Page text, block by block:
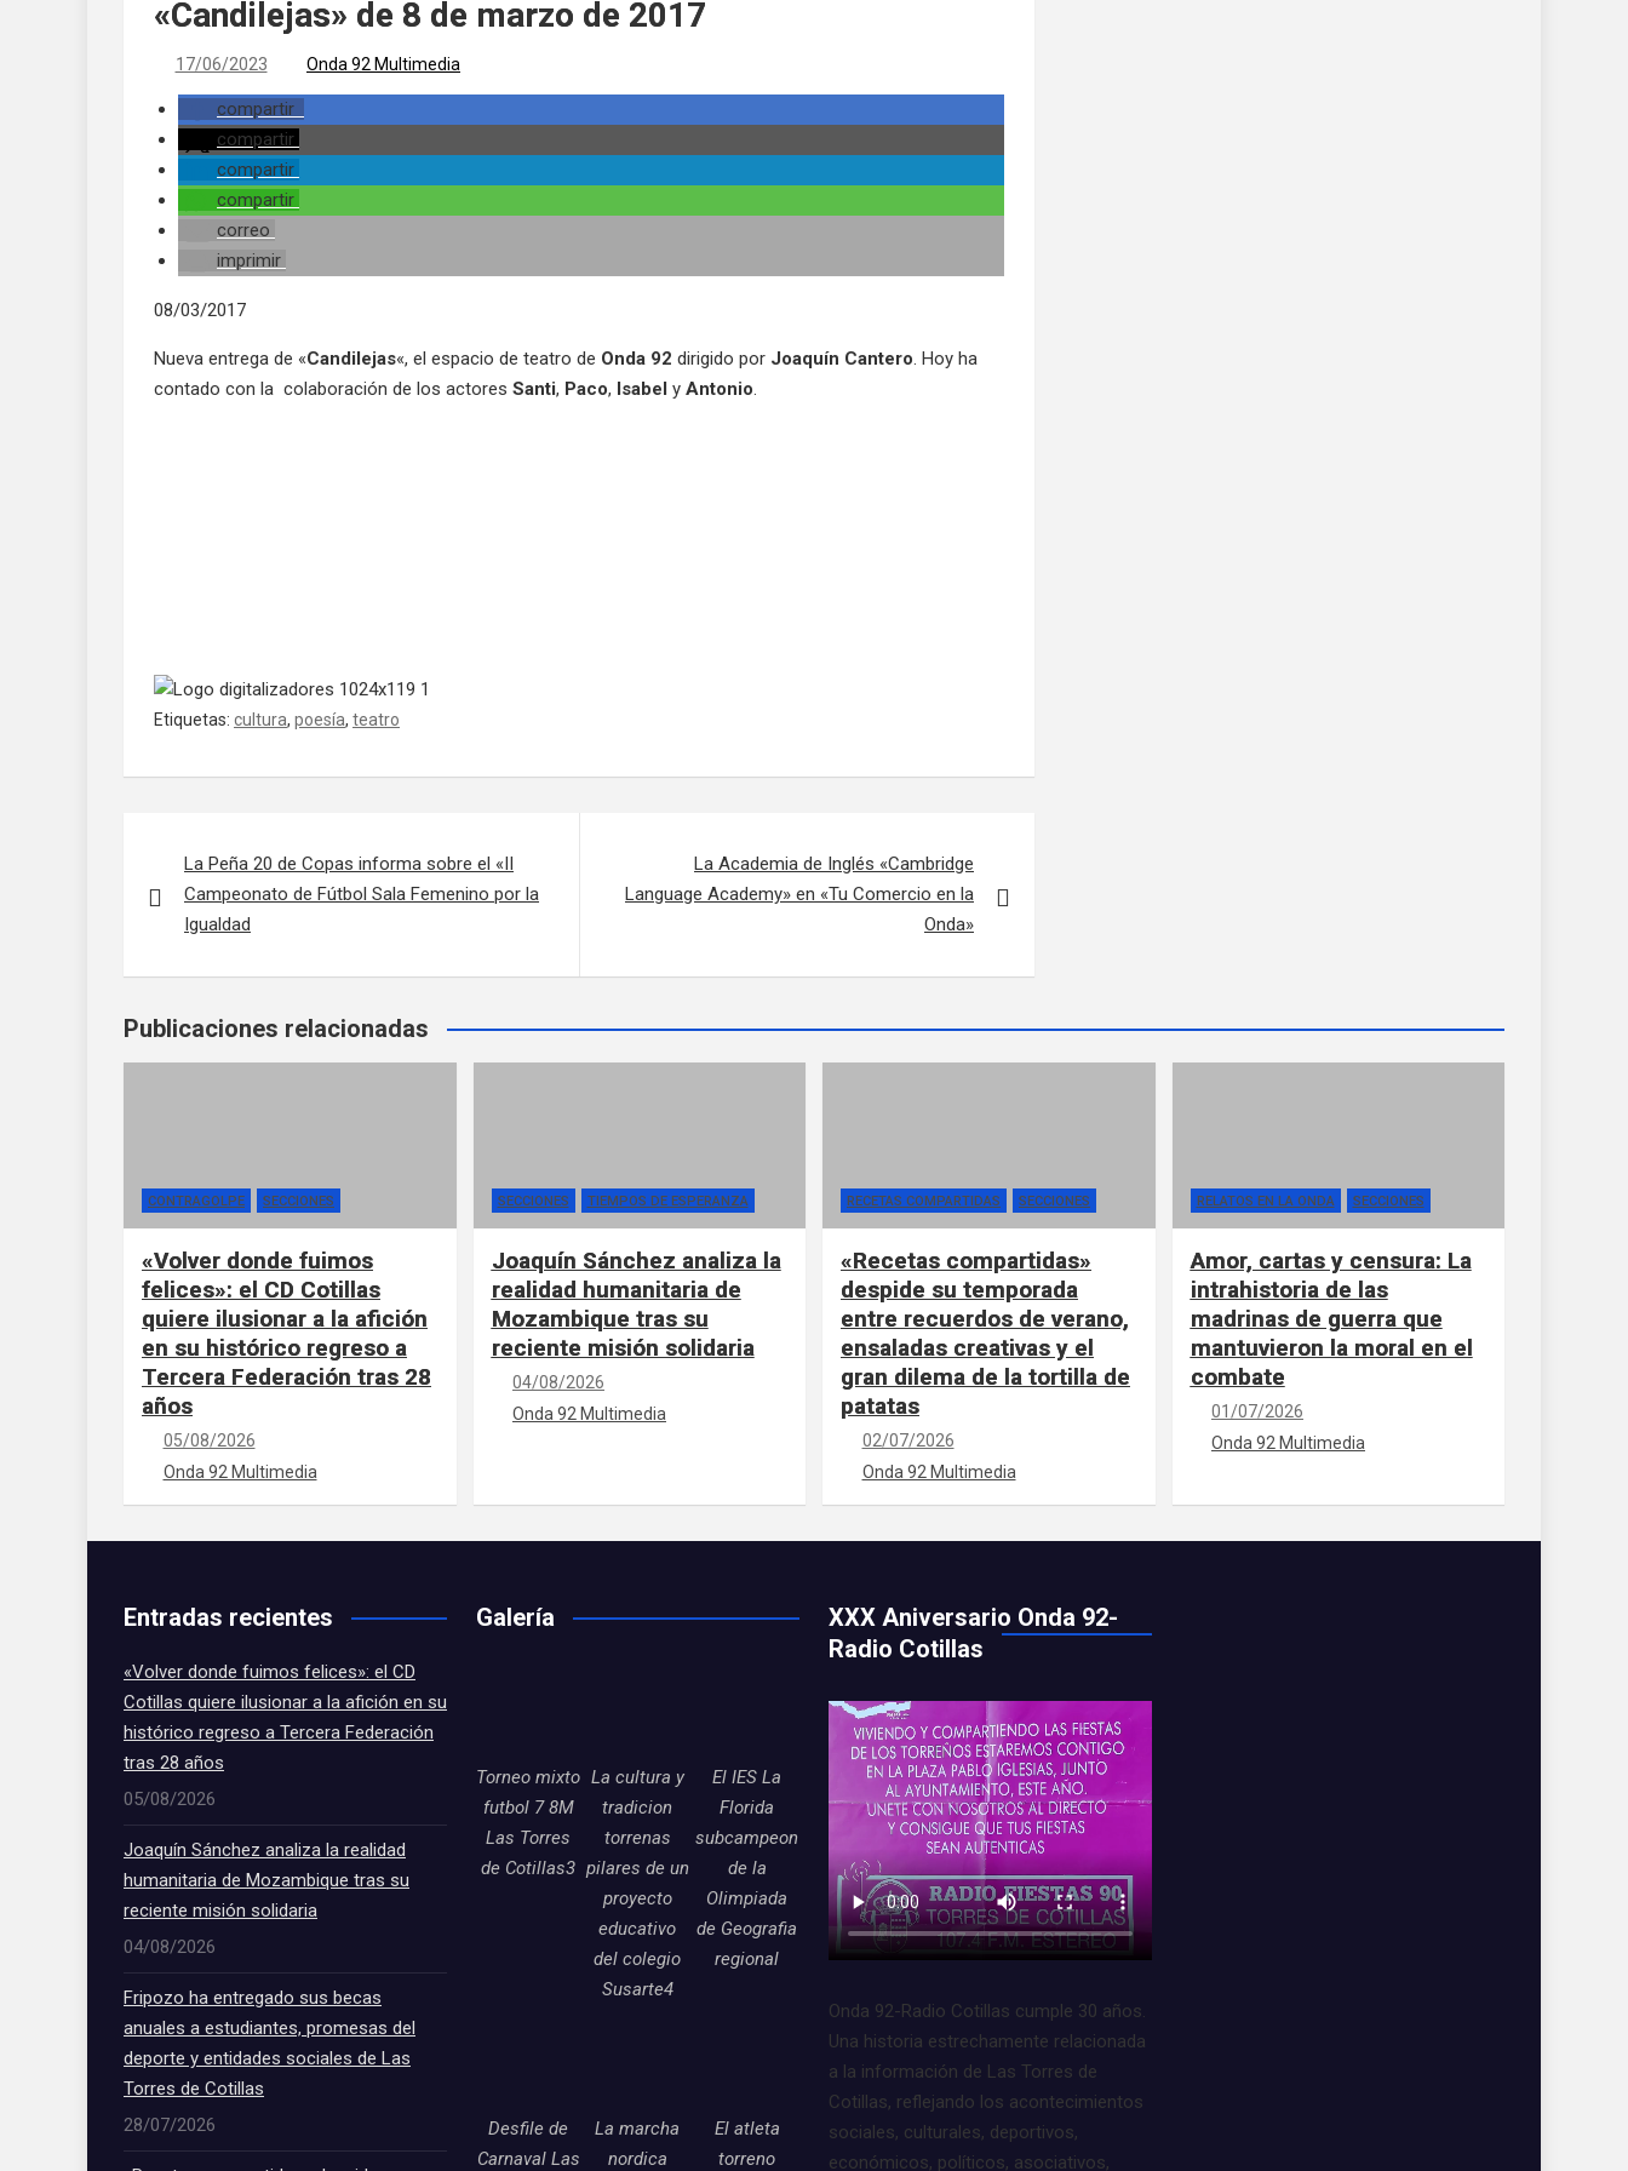
«Candilejas» de 8 de marzo de 2017
17/06/2023 Onda 92 Multimedia
compartir
compartir
compartir
compartir
correo
imprimir
08/03/2017
Nueva entrega de «Candilejas«, el espacio de teatro de Onda 92 dirigido por Joaquín Cantero. Hoy ha
contado con la colaboración de los actores Santi, Paco, Isabel y Antonio.
Etiquetas: cultura, poesía, teatro
La Peña 20 de Copas informa sobre el «II
Campeonato de Fútbol Sala Femenino por la
Igualdad
La Academia de Inglés «Cambridge
Language Academy» en «Tu Comercio en la
Onda»
Publicaciones relacionadas
CONTRAGOLPE SECCIONES
«Volver donde fuimos
felices»: el CD Cotillas
quiere ilusionar a la afición
en su histórico regreso a
Tercera Federación tras 28
años
05/08/2026
Onda 92 Multimedia
SECCIONES TIEMPOS DE ESPERANZA
Joaquín Sánchez analiza la
realidad humanitaria de
Mozambique tras su
reciente misión solidaria
04/08/2026
Onda 92 Multimedia
RECETAS COMPARTIDAS SECCIONES
«Recetas compartidas»
despide su temporada
entre recuerdos de verano,
ensaladas creativas y el
gran dilema de la tortilla de
patatas
02/07/2026
Onda 92 Multimedia
RELATOS EN LA ONDA SECCIONES
Amor, cartas y censura: La
intrahistoria de las
madrinas de guerra que
mantuvieron la moral en el
combate
01/07/2026
Onda 92 Multimedia
Entradas recientes
«Volver donde fuimos felices»: el CD
Cotillas quiere ilusionar a la afición en su
histórico regreso a Tercera Federación
tras 28 años
05/08/2026
Joaquín Sánchez analiza la realidad
humanitaria de Mozambique tras su
reciente misión solidaria
04/08/2026
Fripozo ha entregado sus becas
anuales a estudiantes, promesas del
deporte y entidades sociales de Las
Torres de Cotillas
28/07/2026
Galería
Torneo mixto
futbol 7 8M
Las Torres
de Cotillas3
La cultura y
tradicion
torrenas
pilares de un
proyecto
educativo
del colegio
Susarte4
El IES La
Florida
subcampeon
de la
Olimpiada
de Geografia
regional
Desfile de
Carnaval Las
La marcha
nordica
El atleta
torreno
XXX Aniversario Onda 92-
Radio Cotillas
Onda 92-Radio Cotillas cumple 30 años.
Una historia estrechamente relacionada
a la información de Las Torres de
Cotillas, reflejando los acontecimientos
sociales, culturales, deportivos,
económicos, políticos, asociativos,